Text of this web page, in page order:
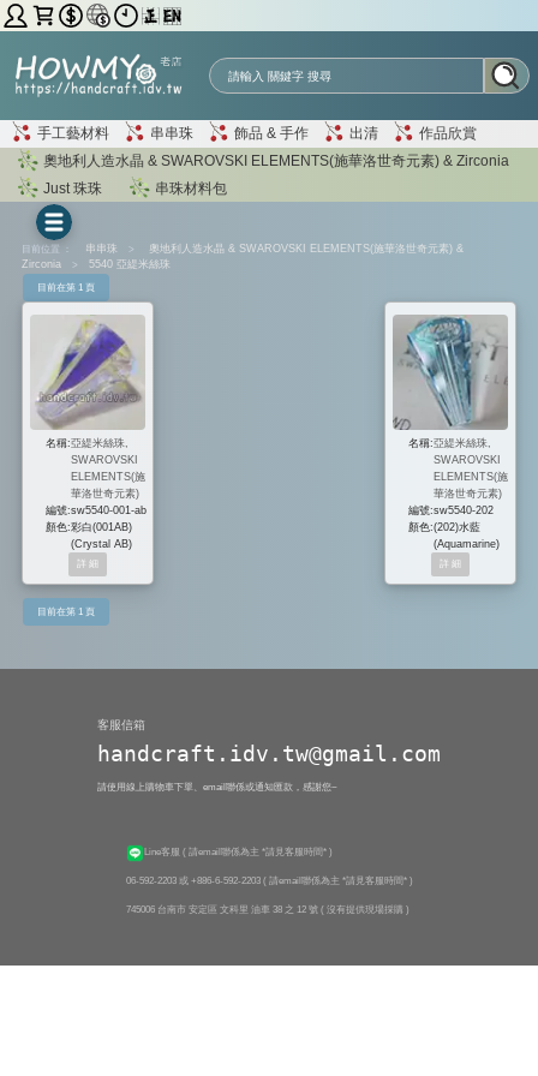
手工藝材料 串串珠 飾品 & 手作 出清
作品欣賞
奧地利人造水晶 & SWAROVSKI ELEMENTS(施華洛世奇元素) & Zirconia
Just 珠珠
串珠材料包
目前位置 ： 串串珠 >
奧地利人造水晶 & SWAROVSKI ELEMENTS(施華洛世奇元素) &
Zirconia
> 5540 亞緹米絲珠
目前在第 1 頁
名稱:亞緹米絲珠,
SWAROVSKI
ELEMENTS(施
華洛世奇元素)
編號:sw5540-001-ab
顏色:彩白(001AB)
(Crystal AB)
名稱:亞緹米絲珠,
SWAROVSKI
ELEMENTS(施
華洛世奇元素)
編號:sw5540-202
顏色:(202)水藍
(Aquamarine)
目前在第 1 頁
客服信箱
handcraft.idv.tw@gmail.com
請使用線上購物車下單、email聯係或通知匯款，感謝您~
Line客服 ( 請email聯係為主 *請見客服時間* )
06-592-2203 或 +886-6-592-2203( 請email聯係為主 *請見客服時間* )
745006 台南市 安定區 文科里 油車 38 之 12 號 ( 沒有提供現場採購 )